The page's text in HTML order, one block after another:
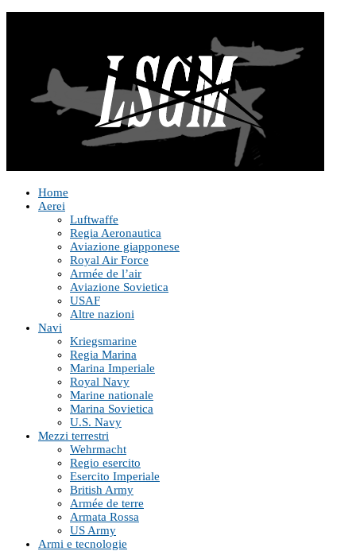
Home
Aerei
Luftwaffe
Regia Aeronautica
Aviazione giapponese
Royal Air Force
Armée de l’air
Aviazione Sovietica
USAF
Altre nazioni
Navi
Kriegsmarine
Regia Marina
Marina Imperiale
Royal Navy
Marine nationale
Marina Sovietica
U.S. Navy
Mezzi terrestri
Wehrmacht
Regio esercito
Esercito Imperiale
British Army
Armée de terre
Armata Rossa
US Army
Armi e tecnologie